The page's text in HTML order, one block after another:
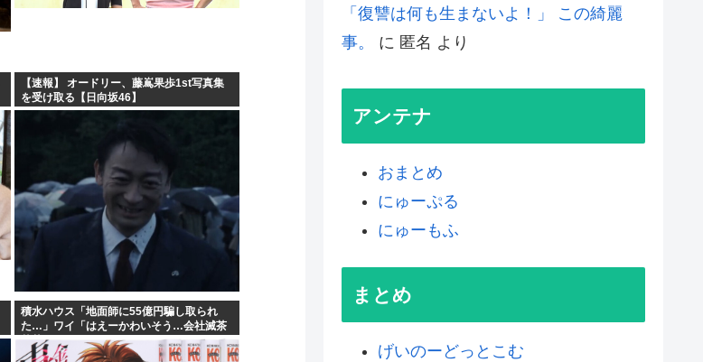
【速報】 オードリー、藤嶌果歩1st写真集
を受け取る【日向坂46】
積水ハウス「地面師に55億円騙し取られ
た…」ワイ「はえーかわいそう…会社滅茶
苦茶やろなぁ」→
「復讐は何も生まないよ！」 この綺麗
事。
に 匿名 より
アンテナ
おまとめ
にゅーぷる
にゅーもふ
まとめ
げいのーどっとこむ